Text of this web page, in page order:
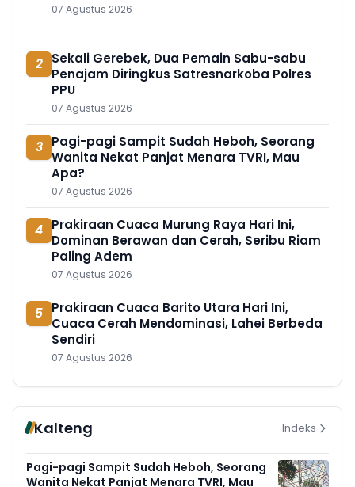
07 Agustus 2026
2 Sekali Gerebek, Dua Pemain Sabu-sabu
Penajam Diringkus Satresnarkoba Polres
PPU
07 Agustus 2026
3 Pagi-pagi Sampit Sudah Heboh, Seorang
Wanita Nekat Panjat Menara TVRI, Mau
Apa?
07 Agustus 2026
4 Prakiraan Cuaca Murung Raya Hari Ini,
Dominan Berawan dan Cerah, Seribu Riam
Paling Adem
07 Agustus 2026
5 Prakiraan Cuaca Barito Utara Hari Ini,
Cuaca Cerah Mendominasi, Lahei Berbeda
Sendiri
07 Agustus 2026
Kalteng Indeks
Pagi-pagi Sampit Sudah Heboh, Seorang
Wanita Nekat Panjat Menara TVRI, Mau